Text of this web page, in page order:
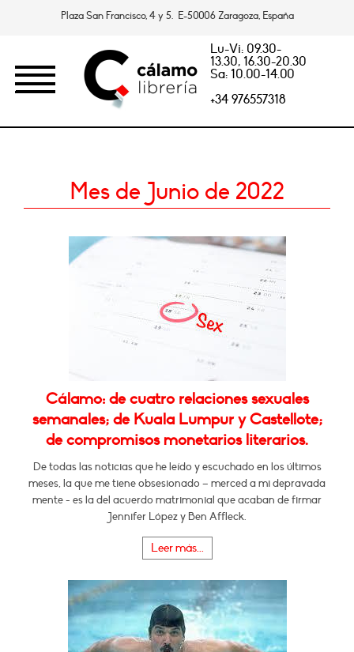
Plaza San Francisco, 4 y 5. E-50006 Zaragoza, España
Lu-Vi: 09.30-
13.30, 16.30-20.30
Sa: 10.00-14.00
+34 976557318
Mes de Junio de 2022
Cálamo: de cuatro relaciones sexuales
semanales; de Kuala Lumpur y Castellote;
de compromisos monetarios literarios.
De todas las noticias que he leído y escuchado en los últimos
meses, la que me tiene obsesionado – merced a mi depravada
mente - es la del acuerdo matrimonial que acaban de firmar
Jennifer López y Ben Affleck.
Leer más...